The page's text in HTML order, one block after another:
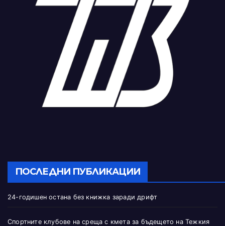
ПОСЛЕДНИ ПУБЛИКАЦИИ
24-годишен остана без книжка заради дрифт
Спортните клубове на среща с кмета за бъдещето на Тежкия